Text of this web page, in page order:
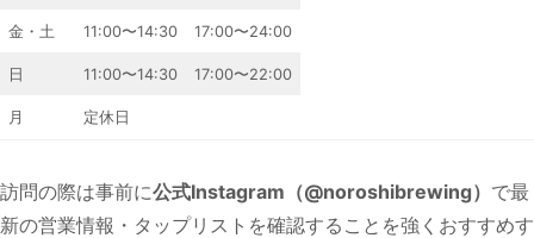
金・土 11:00〜14:30 17:00〜24:00
日 11:00〜14:30 17:00〜22:00
月 定休日
訪問の際は事前に公式Instagram（@noroshibrewing） で最
新の営業情報・タップリストを確認することを強くおすすめす